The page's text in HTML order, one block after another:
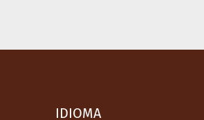
IDIOMA